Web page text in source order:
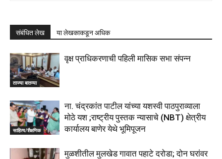
संबंधित लेख या लेखकाकडून अधिक
ताज्या बातम्या
वृक्ष प्राधिकरणाची पहिली मासिक सभा संपन्न
साहित्य/शैक्षणिक
ना. चंद्रकांत पाटील यांच्या यशस्वी पाठपुराव्याला
मोठे यश ;राष्ट्रीय पुस्तक न्यासाचे (NBT) क्षेत्रीय
कार्यालय बाणेर येथे भूमिपूजन
मुळशीतील मुलखेड गावात पहाटे दरोडा; दोन घरांवर